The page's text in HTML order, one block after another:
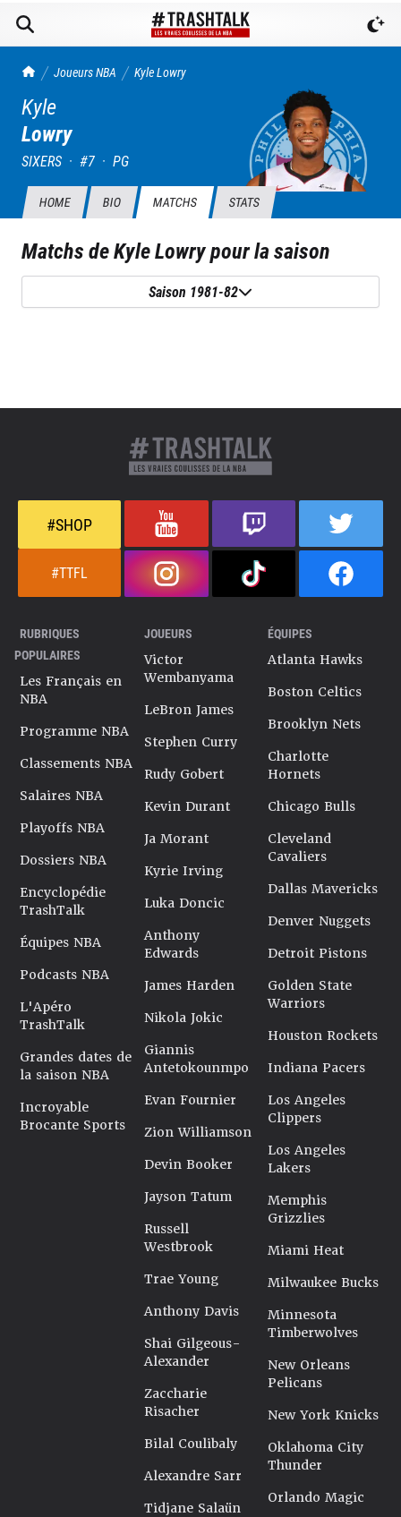
TrashTalk Actu NBA
Joueurs NBA KyleLowry
Kyle
Lowry
SIXERS · #7 · PG
HOME BIO MATCHS STATS
Matchs deKyle Lowrypour la saison
Saison 1981-82
#SHOP
#TTFL
RUBRIQUES
POPULAIRES
Les Français en
NBA
Programme NBA
Classements NBA
Salaires NBA
Playoffs NBA
Dossiers NBA
Encyclopédie
TrashTalk
Équipes NBA
Podcasts NBA
L'Apéro
TrashTalk
Grandes dates de
la saison NBA
Incroyable
Brocante Sports
JOUEURS
Victor
Wembanyama
LeBron James
Stephen Curry
Rudy Gobert
Kevin Durant
Ja Morant
Kyrie Irving
Luka Doncic
Anthony
Edwards
James Harden
Nikola Jokic
Giannis
Antetokounmpo
Evan Fournier
Zion Williamson
Devin Booker
Jayson Tatum
Russell
Westbrook
Trae Young
Anthony Davis
Shai Gilgeous-
Alexander
Zaccharie
Risacher
Bilal Coulibaly
Alexandre Sarr
Tidjane Salaün
ÉQUIPES
Atlanta Hawks
Boston Celtics
Brooklyn Nets
Charlotte
Hornets
Chicago Bulls
Cleveland
Cavaliers
Dallas Mavericks
Denver Nuggets
Detroit Pistons
Golden State
Warriors
Houston Rockets
Indiana Pacers
Los Angeles
Clippers
Los Angeles
Lakers
Memphis
Grizzlies
Miami Heat
Milwaukee Bucks
Minnesota
Timberwolves
New Orleans
Pelicans
New York Knicks
Oklahoma City
Thunder
Orlando Magic